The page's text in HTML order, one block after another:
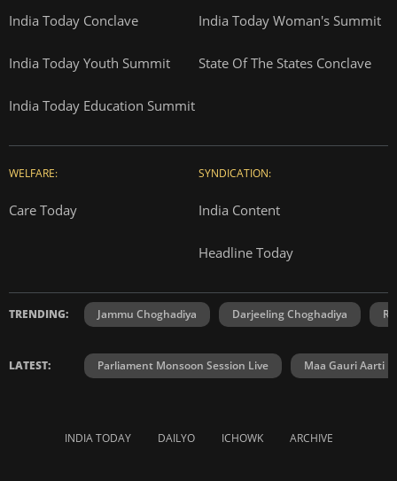
India Today Conclave India Today Woman's Summit
India Today Youth Summit State Of The States Conclave
India Today Education Summit
WELFARE:
Care Today
SYNDICATION:
India Content
Headline Today
TRENDING: Jammu Choghadiya Darjeeling Choghadiya
LATEST: Parliament Monsoon Session Live Maa Gauri Aarti
INDIA TODAY DAILYO ICHOWK ARCHIVE